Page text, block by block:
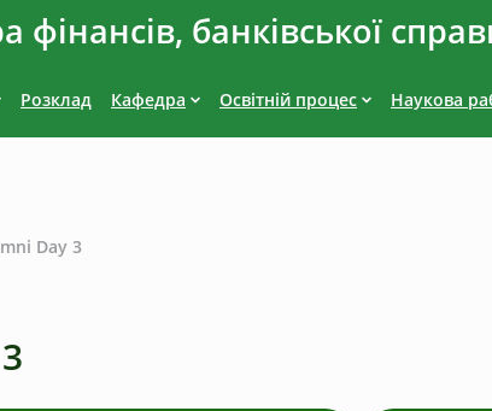
фінансів, банківської
Розклад Кафедра Освітній процес Наукова
Day 3